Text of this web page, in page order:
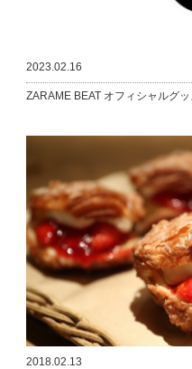
2023.02.16
ZARAME BEAT オフィシャルグ
2018.02.13